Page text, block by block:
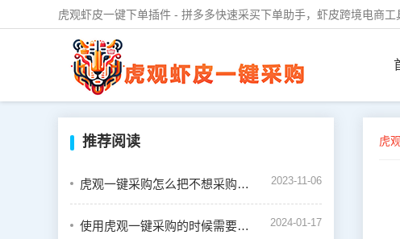
虎观虾皮一键下单插件 - 拼多多快速采买下单助手，虾皮跨境电商
推荐阅读
虎观一键采购怎么把不想采购的商品设置禁用 2023-11-06
使用虎观一键采购的时候需要绑定虾皮店铺吗 2024-01-17
虎